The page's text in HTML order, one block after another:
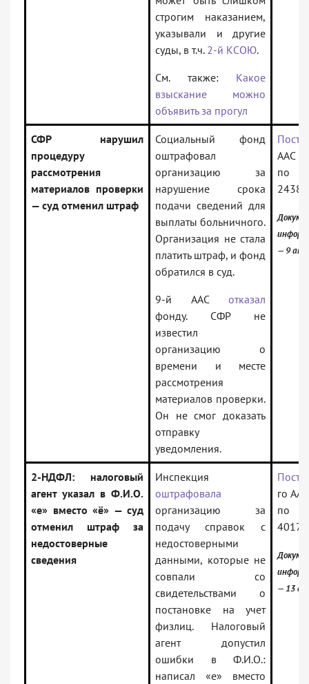
строгим наказанием,
указывали и другие
суды, в т.ч. 2-й КСОЮ.
См. также: Какое
взыскание можно
объявить за прогул
СФР нарушил
процедуру
рассмотрения
материалов проверки
— суд отменил штраф
Социальный фонд
оштрафовал
организацию за
нарушение срока
подачи сведений для
выплаты больничного.
Организация не стала
платить штраф, и фонд
обратился в суд.
9-й ААС отказал
фонду. СФР не
известил
организацию о
времени и месте
рассмотрения
материалов проверки.
Он не смог доказать
отправку
уведомления.
ААС
по
— 9
2-НДФЛ: налоговый
агент указал в Ф.И.О.
«е» вместо «ё» — суд
отменил штраф за
недостоверные
сведения
Инспекция
оштрафовала
организацию за
подачу справок с
недостоверными
данными, которые не
совпали со
свидетельствами о
постановке на учет
физлиц. Налоговый
агент допустил
ошибки в Ф.И.О.:
написал «е» вместо
го
по
— 13